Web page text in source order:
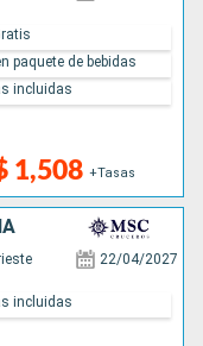
1,508 +Tasas
paquete de bebidas
incluidas
22/04/2027
incluidas